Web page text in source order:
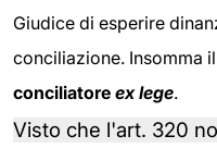
Giudice di esperire
conciliazione. Insomma il
conciliatore ex lege.
Visto che l'art. 320